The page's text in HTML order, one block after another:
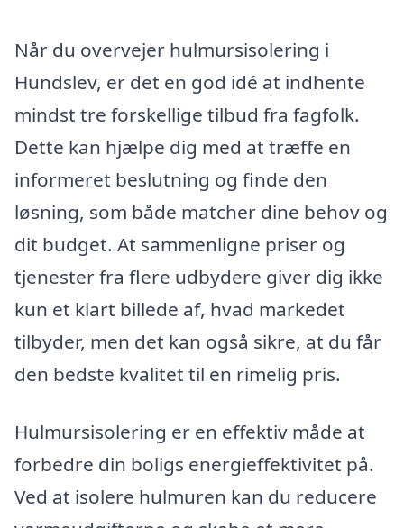
Når du overvejer hulmursisolering i
Hundslev, er det en god idé at indhente
mindst tre forskellige tilbud fra fagfolk.
Dette kan hjælpe dig med at træffe en
informeret beslutning og finde den
løsning, som både matcher dine behov og
dit budget. At sammenligne priser og
tjenester fra flere udbydere giver dig ikke
kun et klart billede af, hvad markedet
tilbyder, men det kan også sikre, at du får
den bedste kvalitet til en rimelig pris.
Hulmursisolering er en effektiv måde at
forbedre din boligs energieffektivitet på.
Ved at isolere hulmuren kan du reducere